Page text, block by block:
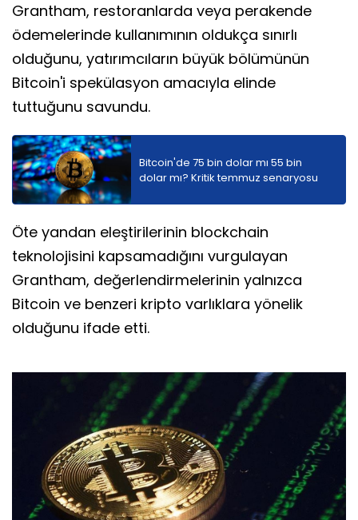
Grantham, restoranlarda veya perakende
ödemelerinde kullanımının oldukça sınırlı
olduğunu, yatırımcıların büyük bölümünün
Bitcoin'i spekülasyon amacıyla elinde
tuttuğunu savundu.
Bitcoin'de 75 bin dolar mı 55 bin
dolar mı? Kritik temmuz senaryosu
Öte yandan eleştirilerinin blockchain
teknolojisini kapsamadığını vurgulayan
Grantham, değerlendirmelerinin yalnızca
Bitcoin ve benzeri kripto varlıklara yönelik
olduğunu ifade etti.